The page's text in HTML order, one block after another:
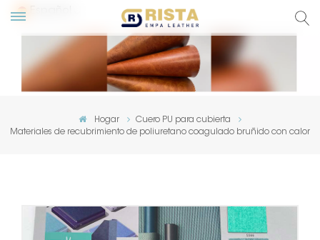
Hogar
Cuero PU para cubierta
Materiales de recubrimiento de poliuretano coagulado bruñido con calor